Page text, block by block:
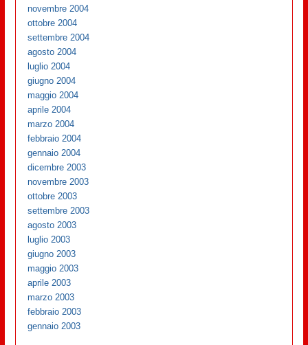
novembre 2004
ottobre 2004
settembre 2004
agosto 2004
luglio 2004
giugno 2004
maggio 2004
aprile 2004
marzo 2004
febbraio 2004
gennaio 2004
dicembre 2003
novembre 2003
ottobre 2003
settembre 2003
agosto 2003
luglio 2003
giugno 2003
maggio 2003
aprile 2003
marzo 2003
febbraio 2003
gennaio 2003